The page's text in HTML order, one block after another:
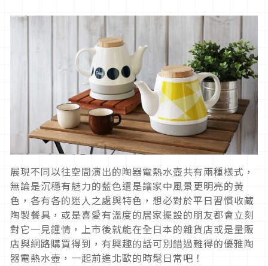
展現不同以往空間演出的陶器電熱水壺共有兩種樣式，
無論是沉穩有魅力的藍色還是讓家中風景更明亮的黃
色，各有各的迷人之處與特色，想必對於平日習慣收藏
陶製餐具，或是喜愛有溫度的居家擺設的朋友都會立刻
對它一見鍾情，上市後就能在全日本的雜貨店或是量販
店與網路購買得到，有興趣的話可別錯過難得的優雅陶
器電熱水壺，一起前進北歐的時髦日常吧！